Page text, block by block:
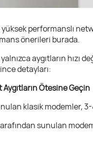
performanslı
önerileri burada.
aygıtların hızı
detayları:
Ötesine Geçin
klasik modemler,
sunulan